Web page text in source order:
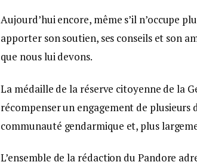
Aujourd’hui encore, même s’il n’occupe
apporter son soutien, ses conseils et son
que nous lui devons.
La médaille de la réserve citoyenne de la
récompenser un engagement de plusieurs
communauté gendarmique et, plus
L’ensemble de la rédaction du Pandore